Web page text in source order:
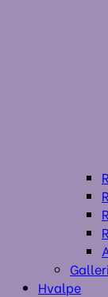
Galleri
Hvalpe